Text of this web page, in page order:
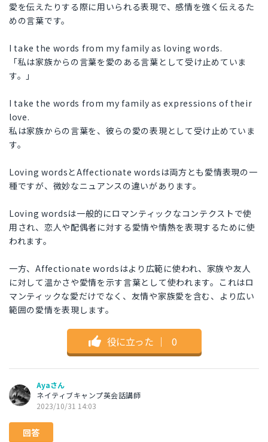
愛を伝えたりする際に用いられる表現で、感情を強く伝えるた
めの言葉です。
I take the words from my family as loving words.
「私は家族からの言葉を愛のある言葉として受け止めていま
す。」
I take the words from my family as expressions of their
love.
私は家族からの言葉を、彼らの愛の表現として受け止めていま
す。
Loving wordsとAffectionate wordsは両方とも愛情表現の一
種ですが、微妙なニュアンスの違いがあります。
Loving wordsは一般的にロマンティックなコンテクストで使
用され、恋人や配偶者に対する愛情や情熱を表現するために使
われます。
一方、Affectionate wordsはより広範に使われ、家族や友人
に対して温かさや愛情を示す言葉として使われます。これはロ
マンティックな愛だけでなく、友情や家族愛を含む、より広い
範囲の愛情を表現します。
役に立った ｜ 0
Ayaさん
ネイティブキャンプ英会話講師
2023/10/31 14:03
回答